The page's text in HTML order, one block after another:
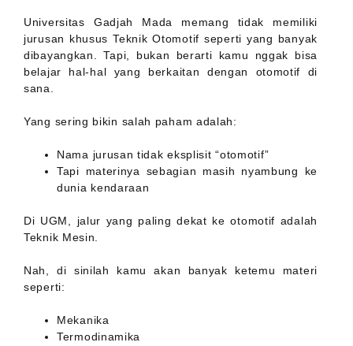
Universitas Gadjah Mada memang tidak memiliki
jurusan khusus Teknik Otomotif seperti yang banyak
dibayangkan. Tapi, bukan berarti kamu nggak bisa
belajar hal-hal yang berkaitan dengan otomotif di
sana.
Yang sering bikin salah paham adalah:
Nama jurusan tidak eksplisit “otomotif”
Tapi materinya sebagian masih nyambung ke
dunia kendaraan
Di UGM, jalur yang paling dekat ke otomotif adalah
Teknik Mesin.
Nah, di sinilah kamu akan banyak ketemu materi
seperti:
Mekanika
Termodinamika